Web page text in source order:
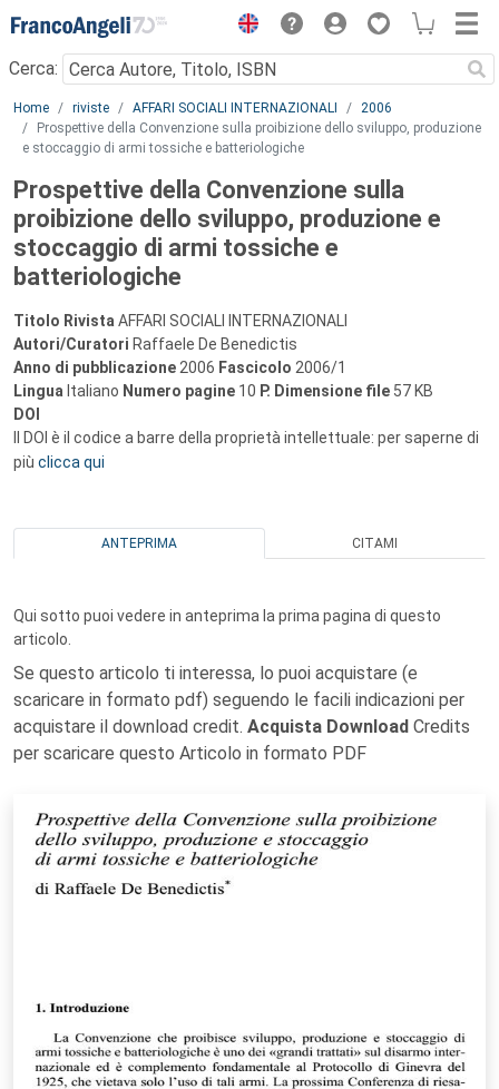
Menu
Cerca:
Main content
Home riviste AFFARI SOCIALI INTERNAZIONALI
2006
Prospettive della Convenzione sulla proibizione dello sviluppo, produzione
e stoccaggio di armi tossiche e batteriologiche
Prospettive della Convenzione sulla
proibizione dello sviluppo, produzione e
stoccaggio di armi tossiche e
batteriologiche
Titolo Rivista AFFARI SOCIALI INTERNAZIONALI
Autori/Curatori Raffaele De Benedictis
Anno di pubblicazione 2006 Fascicolo 2006/1
Lingua Italiano Numero pagine 10 P. Dimensione file 57 KB
DOI
Il DOI è il codice a barre della proprietà intellettuale: per saperne di
più clicca qui
ANTEPRIMA CITAMI
Qui sotto puoi vedere in anteprima la prima pagina di questo
articolo.
Se questo articolo ti interessa, lo puoi acquistare (e
scaricare in formato pdf) seguendo le facili indicazioni per
acquistare il download credit. Acquista Download Credits
per scaricare questo Articolo in formato PDF